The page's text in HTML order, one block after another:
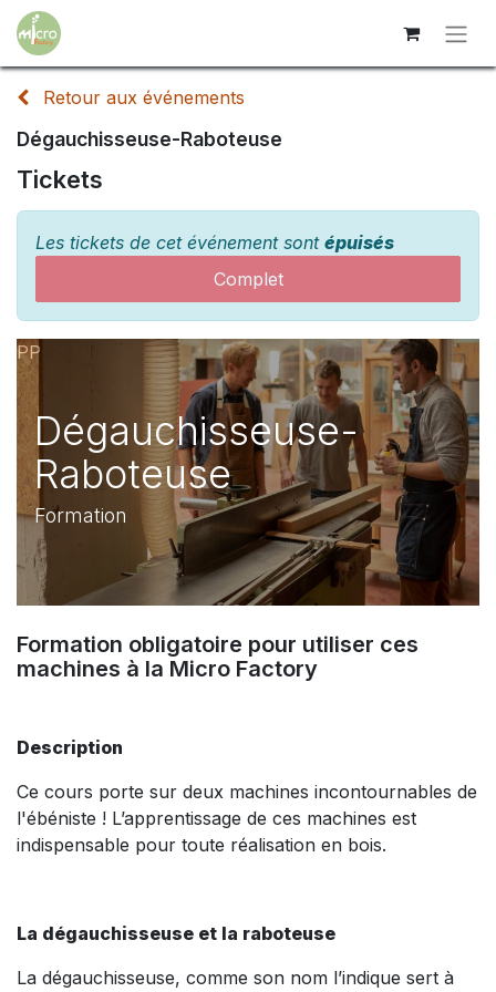
Retour aux événements
Dégauchisseuse-Raboteuse
Tickets
Les tickets de cet événement sont épuisés
Complet
PP
Dégauchisseuse-
Raboteuse
Formation
Formation obligatoire pour utiliser ces
machines à la Micro Factory
Description
Ce cours porte sur deux machines incontournables de
l'ébéniste ! L’apprentissage de ces machines est
indispensable pour toute réalisation en bois.
La dégauchisseuse et la raboteuse
La dégauchisseuse, comme son nom l’indique sert à